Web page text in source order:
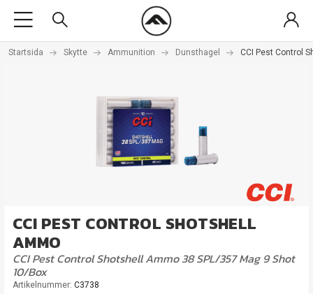
Startsida Skytte Ammunition Dunsthagel CCI Pest Control
CCI PEST CONTROL SHOTSHELL
AMMO
CCI Pest Control Shotshell Ammo 38 SPL/357 Mag 9 Shot
10/Box
Artikelnummer: C3738